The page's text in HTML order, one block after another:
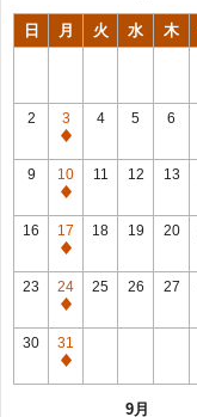
日 月 火 水 木
2
3
休
館
日
4 5 6
9
10
休
館
日
11 12 13
16
17
休
館
日
18 19 20
23
24
休
館
日
25 26 27
30
31
休
9月